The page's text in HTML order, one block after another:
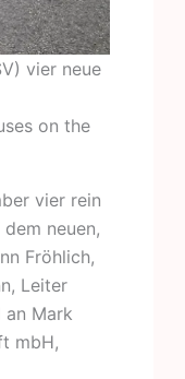
vier neue
on the
vier rein
neuen,
Fröhlich,
Leiter
an Mark
mbH,